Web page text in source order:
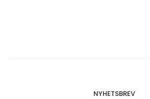
NYHETSBREV